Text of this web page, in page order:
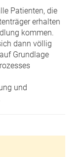
Patienten, die
erhalten
kommen.
dann völlig
Grundlage
und